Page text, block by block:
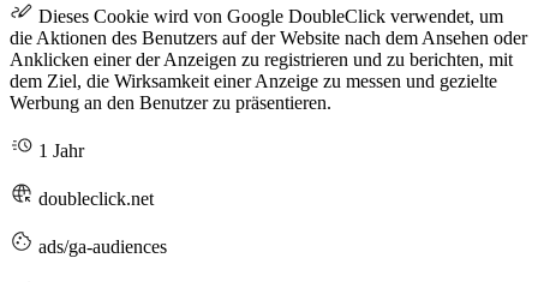
Dieses Cookie wird von Google DoubleClick verwendet, um
die Aktionen des Benutzers auf der Website nach dem Ansehen oder
Anklicken einer der Anzeigen zu registrieren und zu berichten, mit
dem Ziel, die Wirksamkeit einer Anzeige zu messen und gezielte
Werbung an den Benutzer zu präsentieren.
1 Jahr
doubleclick.net
ads/ga-audiences